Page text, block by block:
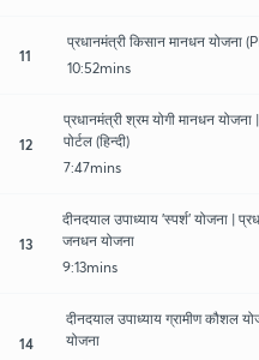
11
प्रधानमंत्री किसान मानधन योजना
10:52mins
12
प्रधानमंत्री श्रम योगी मानधन योजना
पोर्टल (हिन्दी)
7:47mins
13
दीनदयाल उपाध्याय 'स्पर्श' योजना |
जनधन योजना
9:13mins
14
दीनदयाल उपाध्याय ग्रामीण कौशल
योजना